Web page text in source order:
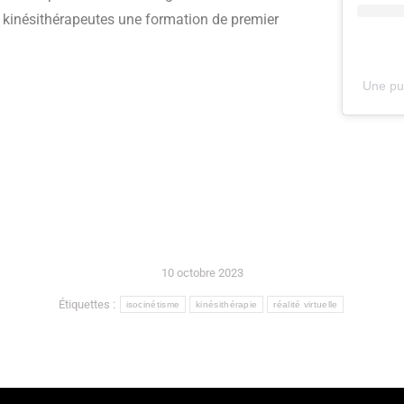
une formation de premier
Une
10 octobre 2023
Étiquettes : isocinétisme kinésithérapie réalité virtuelle